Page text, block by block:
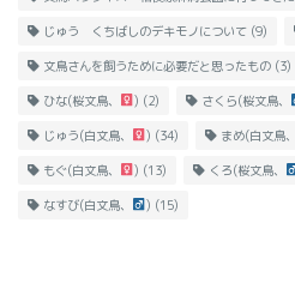
じゅう くちばしのデキモノについて (9)
文鳥さんを飼うために必要だと思ったもの (3)
ひな(桜文鳥、 ) (2) さくら(桜文鳥、
じゅう(白文鳥、 ) (34) まめ(白文鳥、
もぐ(白文鳥、 ) (13) くろ(桜文鳥、
なすび(白文鳥、 ) (15)